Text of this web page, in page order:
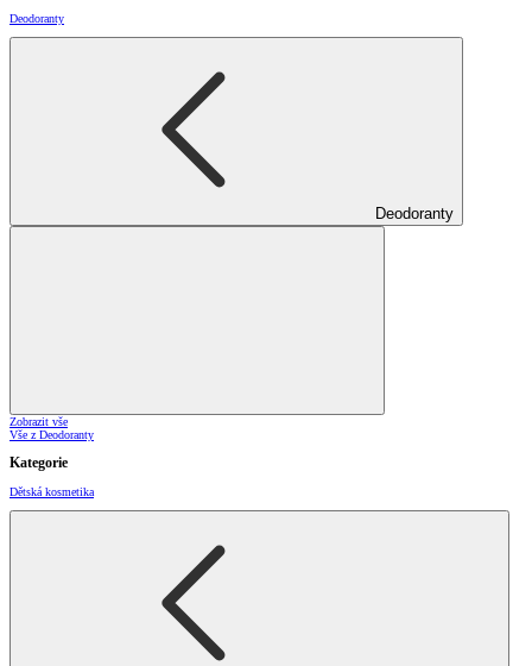
Deodoranty
Deodoranty
Zobrazit vše
Vše z Deodoranty
Kategorie
Dětská kosmetika